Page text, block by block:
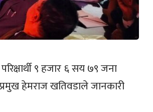
९ हजार ६ सय ७९ जना
प्रमुख हेमराज खतिवडाले जानकारी